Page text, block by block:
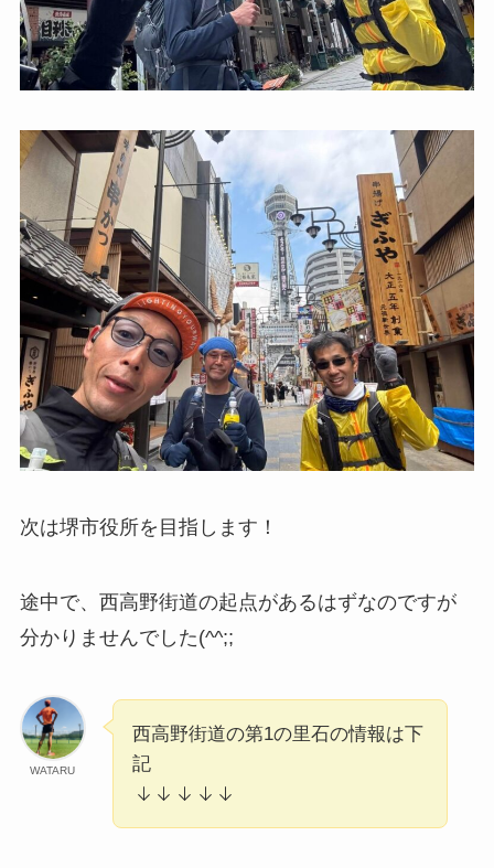
次は堺市役所を目指します！
途中で、西高野街道の起点があるはずなのですが
分かりませんでした(^^;;
WATARU
西高野街道の第1の里石の情報は下
記